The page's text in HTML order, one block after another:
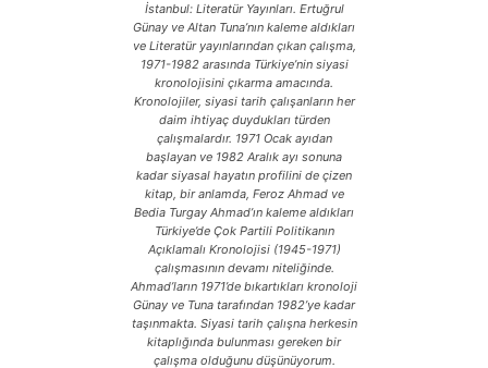
İstanbul: Literatür Yayınları. Ertuğrul
Günay ve Altan Tuna’nın kaleme aldıkları
ve Literatür yayınlarından çıkan çalışma,
1971-1982 arasında Türkiye’nin siyasi
kronolojisini çıkarma amacında.
Kronolojiler, siyasi tarih çalışanların her
daim ihtiyaç duydukları türden
çalışmalardır. 1971 Ocak ayıdan
başlayan ve 1982 Aralık ayı sonuna
kadar siyasal hayatın profilini de çizen
kitap, bir anlamda, Feroz Ahmad ve
Bedia Turgay Ahmad’ın kaleme aldıkları
Türkiye’de Çok Partili Politikanın
Açıklamalı Kronolojisi (1945-1971)
çalışmasının devamı niteliğinde.
Ahmad’ların 1971’de bıkartıkları kronoloji
Günay ve Tuna tarafından 1982’ye kadar
taşınmakta. Siyasi tarih çalışna herkesin
kitaplığında bulunması gereken bir
çalışma olduğunu düşünüyorum.